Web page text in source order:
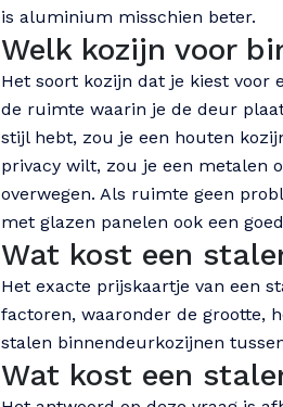
is aluminium misschien beter.
Welk kozijn voor
Het soort kozijn dat je kiest voor
de ruimte waarin je de deur
stijl hebt, zou je een houten
privacy wilt, zou je een metalen
overwegen. Als ruimte geen
met glazen panelen ook een
Wat kost een
Het exacte prijskaartje van een
factoren, waaronder de grootte,
stalen binnendeurkozijnen
Wat kost een